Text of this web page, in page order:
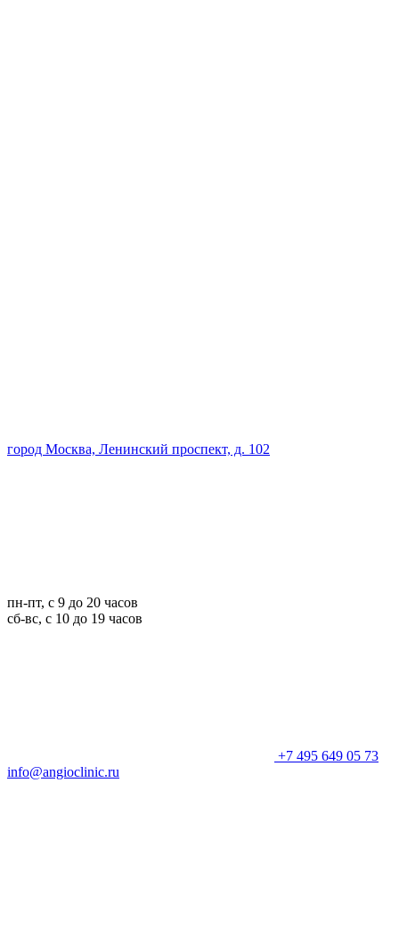
город Москва, Ленинский проспект, д. 102
пн-пт, с 9 до 20 часов
сб-вс, с 10 до 19 часов
+7 495 649 05 73
info@angioclinic.ru